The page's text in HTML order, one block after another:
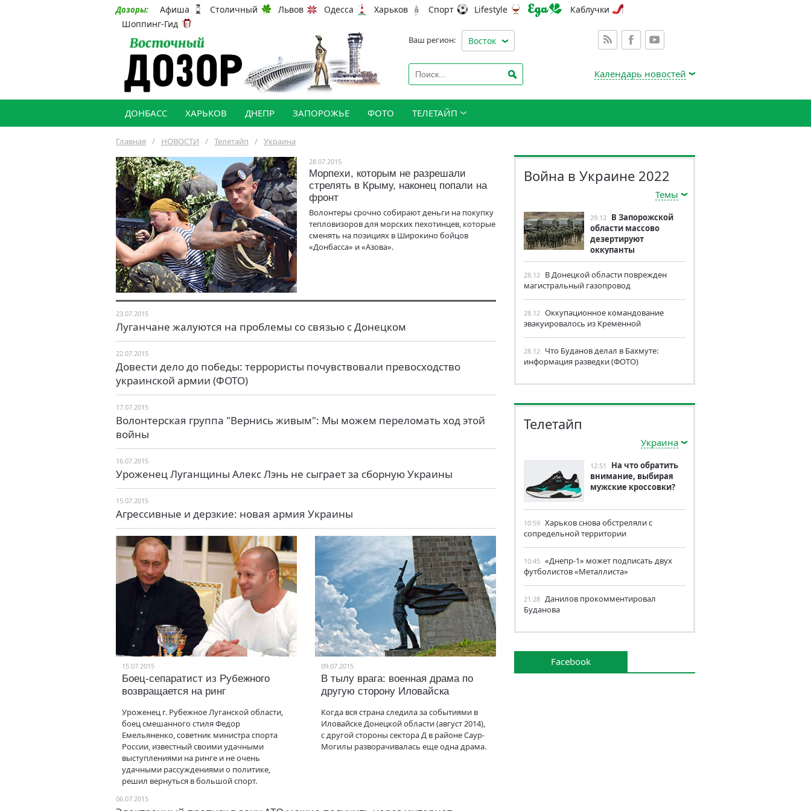
Дозоры: Афиша Столичный Львов Одесса Харьков Спорт Lifestyle
Каблучки
Шоппинг-Гид
Ваш регион: Восток
Календарь новостей
ДОНБАСС ХАРЬКОВ ДНЕПР ЗАПОРОЖЬЕ ФОТО ТЕЛЕТАЙП
Главная / НОВОСТИ / Телетайп / Украина
28.07.2015
Морпехи, которым не разрешали
стрелять в Крыму, наконец попали на
фронт
Волонтеры срочно собирают деньги на покупку
тепловизоров для морских пехотинцев, которые
сменять на позициях в Широкино бойцов
«Донбасса» и «Азова».
23.07.2015
Луганчане жалуются на проблемы со связью с Донецком
22.07.2015
Довести дело до победы: террористы почувствовали превосходство
украинской армии (ФОТО)
17.07.2015
Волонтерская группа "Вернись живым": Мы можем переломать ход этой
войны
16.07.2015
Уроженец Луганщины Алекс Лэнь не сыграет за сборную Украины
15.07.2015
Агрессивные и дерзкие: новая армия Украины
15.07.2015
Боец-сепаратист из Рубежного
возвращается на ринг
Уроженец г. Рубежное Луганской области,
боец смешанного стиля Федор
Емельяненко, советник министра спорта
России, известный своими удачными
выступлениями на ринге и не очень
удачными рассуждениями о политике,
решил вернуться в большой спорт.
09.07.2015
В тылу врага: военная драма по
другую сторону Иловайска
Когда вся страна следила за событиями в
Иловайске Донецкой области (август 2014),
с другой стороны сектора Д в районе Саур-
Могилы разворачивалась еще одна драма.
06.07.2015
Война в Украине 2022
Темы
29.12 В Запорожской
области массово
дезертируют
оккупанты
28.12 В Донецкой области поврежден
магистральный газопровод
28.12 Оккупационное командование
эвакуировалось из Кременной
28.12 Что Буданов делал в Бахмуте:
информация разведки (ФОТО)
Телетайп
Украина
12:51
На что обратить
внимание, выбирая
мужские кроссовки?
10:59 Харьков снова обстреляли с
сопредельной территории
10:45 «Днепр-1» может подписать двух
футболистов «Металлиста»
21:28 Данилов прокомментировал
Буданова
Facebook